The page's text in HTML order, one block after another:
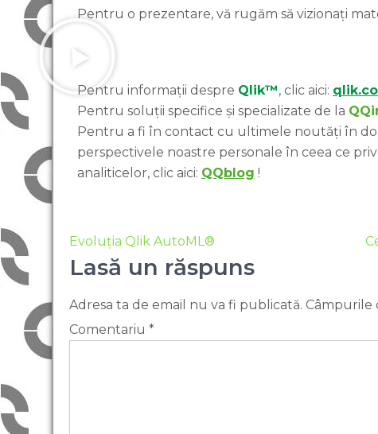
Pentru o prezentare, vă rugăm să vizionați
Pentru informații despre Qlik™, clic aici:
Pentru soluții specifice și specializate de la
Pentru a fi în contact cu ultimele noutăți în
perspectivele noastre personale în ceea ce
analiticelor, clic aici: QQblog !
Evoluția Qlik AutoML®
Lasă un răspuns
Adresa ta de email nu va fi publicată. Câmpurile
Comentariu *